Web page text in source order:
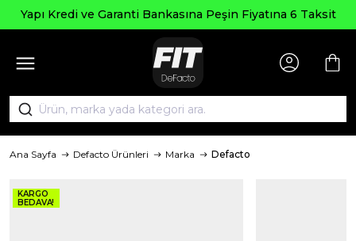
Yapı Kredi ve Garanti Bankasına Peşin Fiyatına 6 Taksit
Ana Sayfa Defacto Ürünleri Marka Defacto
KARGO
BEDAVA!